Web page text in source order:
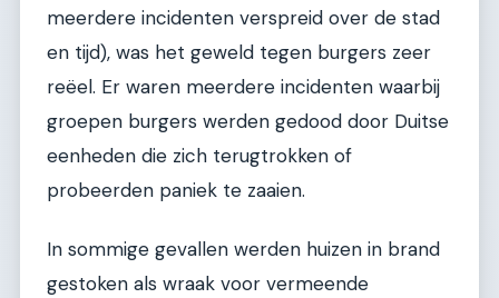
meerdere incidenten verspreid over de stad
en tijd), was het geweld tegen burgers zeer
reëel. Er waren meerdere incidenten waarbij
groepen burgers werden gedood door Duitse
eenheden die zich terugtrokken of
probeerden paniek te zaaien.
In sommige gevallen werden huizen in brand
gestoken als wraak voor vermeende